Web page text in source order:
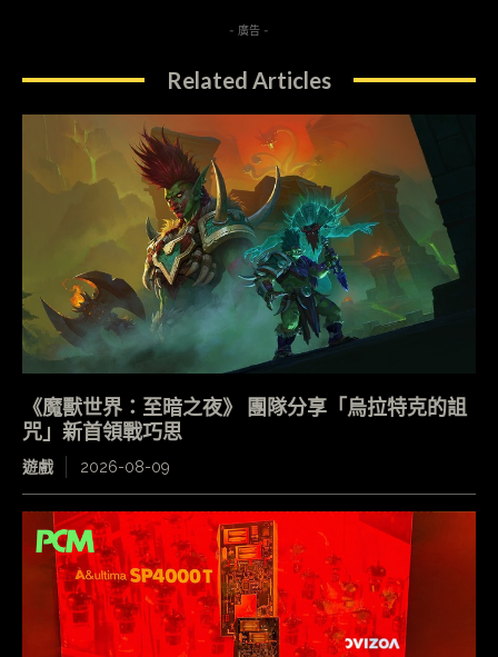
- 廣告 -
Related Articles
《魔獸世界：至暗之夜》 團隊分享「烏拉特克的詛
咒」新首領戰巧思
遊戲 2026-08-09